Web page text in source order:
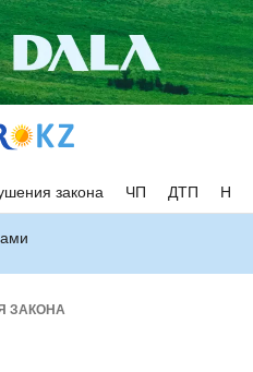
закона ЧП ДТП
ЗАКОНА